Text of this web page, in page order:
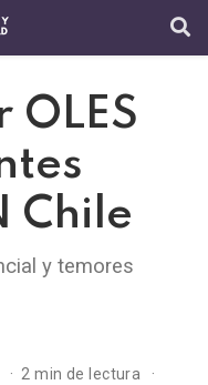
Chile
y temores
2 min de lectura